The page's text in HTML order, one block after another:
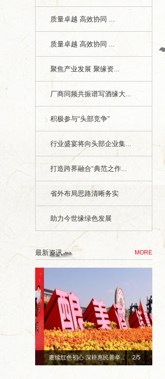
质量卓越 高效协同 ...
质量卓越 高效协同 ...
聚焦产业发展 聚缘资...
厂商同频共振谱写酒缘大...
积极参与“头部竞争”
行业盛宴将向头部企业集...
打造跨界融合“典范之作...
省外布局思路清晰务实
助力今世缘绿色发展
最新资讯 MORE
3/5
深耕惠民善举... 超级工厂开箱记｜以数智之力...